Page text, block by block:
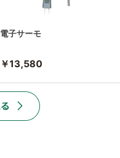
電子サーモ
￥13,580